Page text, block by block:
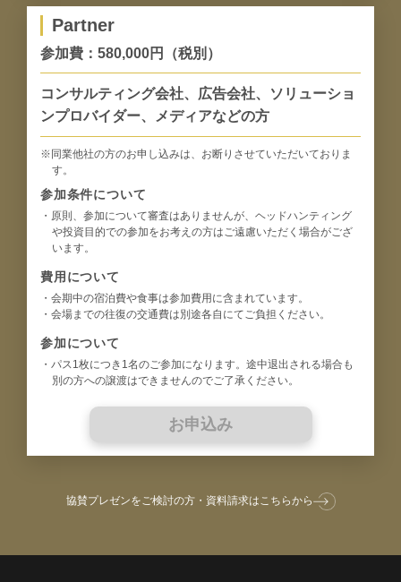
Partner
参加費：580,000円（税別）
コンサルティング会社、広告会社、ソリューショ
ンプロバイダー、メディアなどの方
※同業他社の方のお申し込みは、お断りさせていただいておりま
す。
参加条件について
・原則、参加について審査はありませんが、ヘッドハンティング
や投資目的での参加をお考えの方はご遠慮いただく場合がござ
います。
費用について
・会期中の宿泊費や食事は参加費用に含まれています。
・会場までの往復の交通費は別途各自にてご負担ください。
参加について
・パス1枚につき1名のご参加になります。途中退出される場合も
別の方への譲渡はできませんのでご了承ください。
お申込み
協賛プレゼンをご検討の方・資料請求はこちらから